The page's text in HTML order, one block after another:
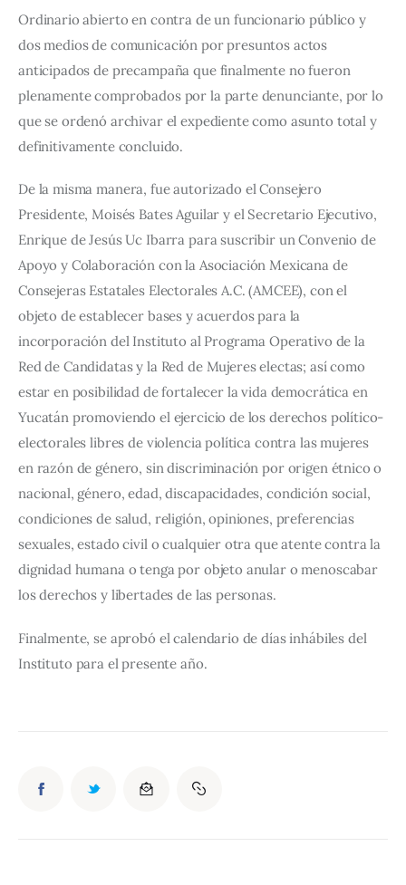
Ordinario abierto en contra de un funcionario público y
dos medios de comunicación por presuntos actos
anticipados de precampaña que finalmente no fueron
plenamente comprobados por la parte denunciante, por lo
que se ordenó archivar el expediente como asunto total y
definitivamente concluido.
De la misma manera, fue autorizado el Consejero
Presidente, Moisés Bates Aguilar y el Secretario Ejecutivo,
Enrique de Jesús Uc Ibarra para suscribir un Convenio de
Apoyo y Colaboración con la Asociación Mexicana de
Consejeras Estatales Electorales A.C. (AMCEE), con el
objeto de establecer bases y acuerdos para la
incorporación del Instituto al Programa Operativo de la
Red de Candidatas y la Red de Mujeres electas; así como
estar en posibilidad de fortalecer la vida democrática en
Yucatán promoviendo el ejercicio de los derechos político-
electorales libres de violencia política contra las mujeres
en razón de género, sin discriminación por origen étnico o
nacional, género, edad, discapacidades, condición social,
condiciones de salud, religión, opiniones, preferencias
sexuales, estado civil o cualquier otra que atente contra la
dignidad humana o tenga por objeto anular o menoscabar
los derechos y libertades de las personas.
Finalmente, se aprobó el calendario de días inhábiles del
Instituto para el presente año.